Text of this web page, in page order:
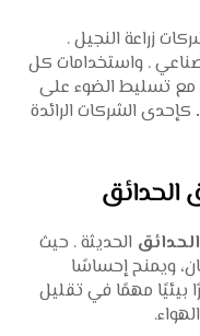
زراعة النجيل .
. واستخدامات كل
. مع تسليط الضوء على
كإحدى الشركات الرائدة
الحدائق
الحديثة . حيث
ويمنح إحساسًا
بيئيًا مهمًا في تقليل